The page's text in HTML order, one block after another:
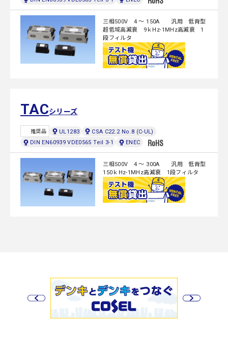
三相500V 4 ～ 150A 汎用 低背型
超低域高減衰 9ｋHz-1MHz高減衰 1
段フィルタ
TACシリーズ
推奨品 UL1283
CSA C22.2 No.8 (C-UL)
DIN EN60939 VDE0565 Teil 3-1
ENEC
三相500V 4 ～ 300A 汎用 低背型
150ｋHz-1MHz高減衰 1段フィルタ